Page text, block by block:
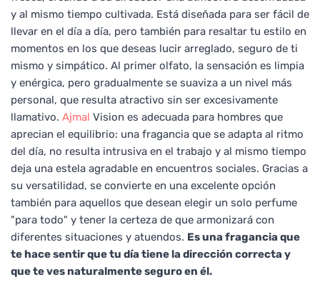
y al mismo tiempo cultivada. Está diseñada para ser fácil de
llevar en el día a día, pero también para resaltar tu estilo en
momentos en los que deseas lucir arreglado, seguro de ti
mismo y simpático. Al primer olfato, la sensación es limpia
y enérgica, pero gradualmente se suaviza a un nivel más
personal, que resulta atractivo sin ser excesivamente
llamativo. Ajmal Vision es adecuada para hombres que
aprecian el equilibrio: una fragancia que se adapta al ritmo
del día, no resulta intrusiva en el trabajo y al mismo tiempo
deja una estela agradable en encuentros sociales. Gracias a
su versatilidad, se convierte en una excelente opción
también para aquellos que desean elegir un solo perfume
"para todo" y tener la certeza de que armonizará con
diferentes situaciones y atuendos. Es una fragancia que
te hace sentir que tu día tiene la dirección correcta y
que te ves naturalmente seguro en él.